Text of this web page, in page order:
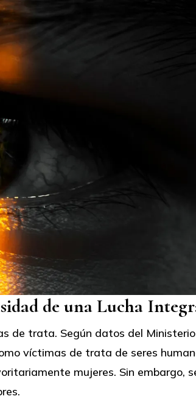
de una Lucha
de trata. Según datos del
víctimas de trata de seres
mujeres. Sin embargo,